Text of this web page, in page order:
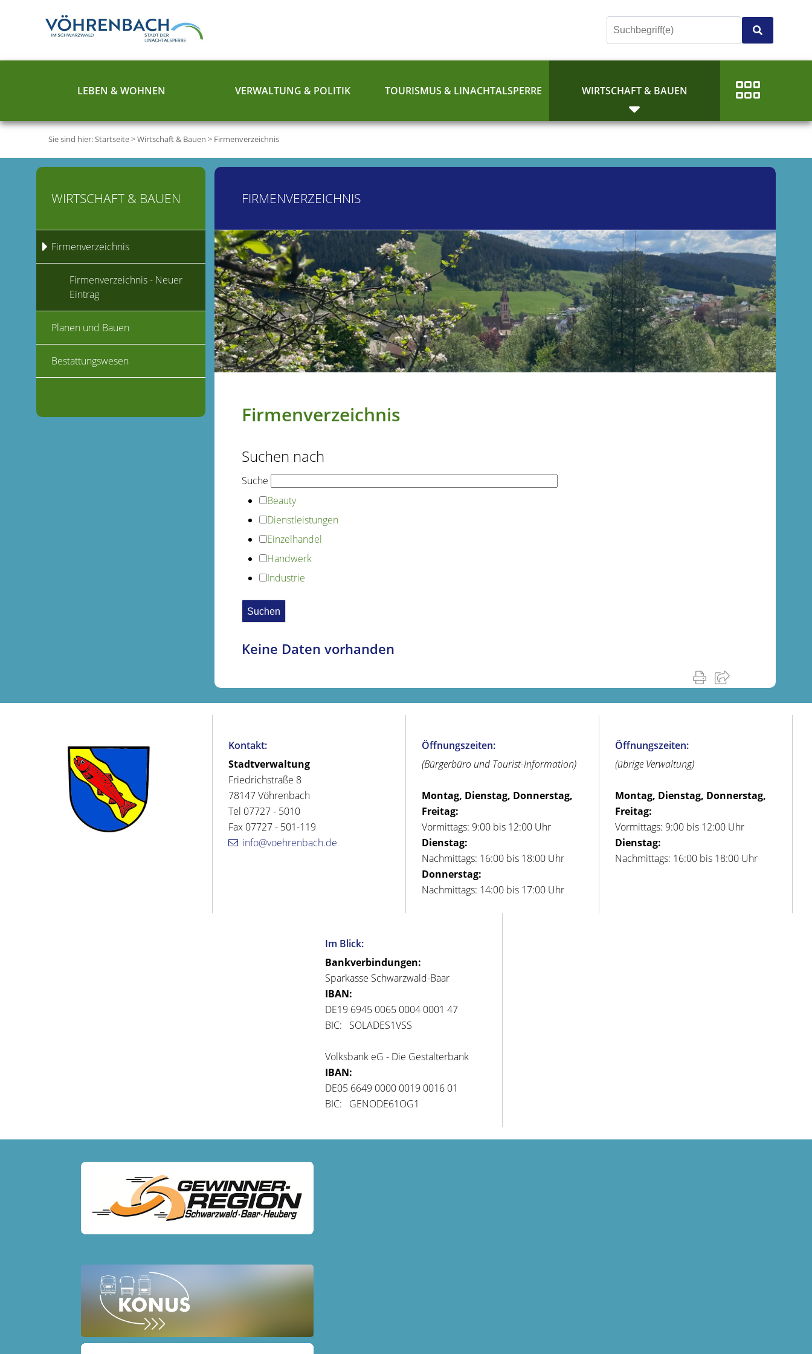
LEBEN & WOHNEN VERWALTUNG & POLITIK TOURISMUS & LINACHTALSPERRE WIRTSCHAFT & BAUEN
Sie sind hier:Startseite>Wirtschaft & Bauen > Firmenverzeichnis
FIRMENVERZEICHNIS
Firmenverzeichnis
Suchen nach
Suche
Beauty
Dienstleistungen
Einzelhandel
Handwerk
Industrie
Keine Daten vorhanden
WIRTSCHAFT & BAUEN
Firmenverzeichnis
Firmenverzeichnis - Neuer
Eintrag
Planen und Bauen
Bestattungswesen
Kontakt:
Stadtverwaltung
Friedrichstraße 8
78147 Vöhrenbach
Tel 07727 - 5010
Fax 07727 - 501-119
info@voehrenbach.de
Öffnungszeiten:
(Bürgerbüro und Tourist-Information)
Montag, Dienstag, Donnerstag,
Freitag:
Vormittags: 9:00 bis 12:00 Uhr
Dienstag:
Nachmittags: 16:00 bis 18:00 Uhr
Donnerstag:
Nachmittags: 14:00 bis 17:00 Uhr
Öffnungszeiten:
(übrige Verwaltung)
Montag, Dienstag, Donnerstag,
Freitag:
Vormittags: 9:00 bis 12:00 Uhr
Dienstag:
Nachmittags: 16:00 bis 18:00 Uhr
Im Blick:
Bankverbindungen:
Sparkasse Schwarzwald-Baar
IBAN:
DE19 6945 0065 0004 0001 47
BIC: SOLADES1VSS
Volksbank eG - Die Gestalterbank
IBAN:
DE05 6649 0000 0019 0016 01
BIC: GENODE61OG1